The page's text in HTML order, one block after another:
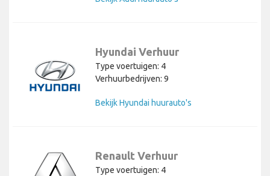
Hyundai Verhuur
Type voertuigen: 4
Verhuurbedrijven: 9
Bekijk Hyundai huurauto's
Renault Verhuur
Type voertuigen: 4